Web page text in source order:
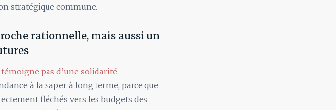
stratégique commune.
rationnelle, mais aussi un
pas d’une solidarité
à la saper à long terme, parce que
fléchés vers les budgets des